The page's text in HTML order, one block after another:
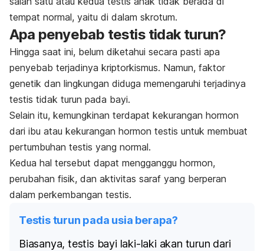
tempat normal, yaitu di dalam skrotum.
Apa penyebab testis tidak turun?
Hingga saat ini, belum diketahui secara pasti apa
penyebab terjadinya kriptorkismus. Namun, faktor
genetik dan lingkungan diduga memengaruhi terjadinya
testis tidak turun pada bayi.
Selain itu, kemungkinan terdapat kekurangan hormon
dari ibu atau kekurangan hormon testis untuk membuat
pertumbuhan testis yang normal.
Kedua hal tersebut dapat mengganggu hormon,
perubahan fisik, dan aktivitas saraf yang berperan
dalam perkembangan testis.
Testis turun pada usia berapa?
Biasanya, testis bayi laki-laki akan turun dari